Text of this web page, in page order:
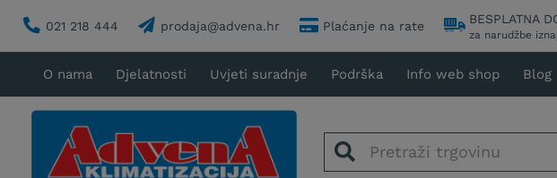
021 218 444 prodaja@advena.hr Plaćanje na rate
BESPLATNA
za narudžbe
O nama Djelatnosti Uvjeti suradnje Podrška Info web shop Blog